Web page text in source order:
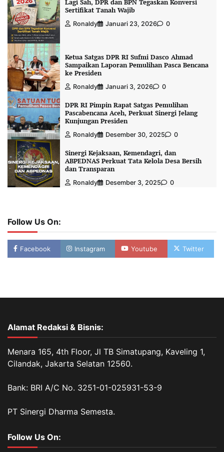
Lagi Sah, DPR dan BPN Tegaskan Konversi
Sertifikat Tanah Wajib
Ronaldy Januari 23, 2026 0
Ketua Satgas DPR RI Sufmi Dasco Ahmad
Sampaikan Laporan Pemulihan Pasca Bencana
ke Presiden
Ronaldy Januari 3, 2026 0
DPR RI Pimpin Rapat Satgas Pemulihan
Pascabencana Aceh, Perkuat Sinergi Jelang
Kunjungan Presiden
Ronaldy Desember 30, 2025 0
Sinergi Kejaksaan, Kemendagri, dan
ABPEDNAS Perkuat Tata Kelola Desa Bersih
dan Transparan
Ronaldy Desember 3, 2025 0
Follow Us On:
Facebook Instagram Youtube Twitter
Alamat Redaksi & Bisnis:
Menara 165, 4th Floor, Jl TB Simatupang, Kaveling 1,
Cilandak, Jakarta Selatan 12560.
Bank: BRI A/C No. 3251-01-025931-53-9
PT Sinergi Dharma Semesta.
Follow Us On: